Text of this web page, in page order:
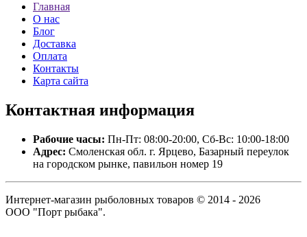
Главная
О нас
Блог
Доставка
Оплата
Контакты
Карта сайта
Контактная информация
Рабочие часы: Пн-Пт: 08:00-20:00, Сб-Вс: 10:00-18:00
Адрес: Смоленская обл. г. Ярцево, Базарный переулок
на городском рынке, павильон номер 19
Интернет-магазин рыболовных товаров © 2014 - 2026
ООО "Порт рыбака".